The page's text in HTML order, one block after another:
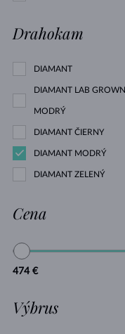
Drahokam
DIAMANT
DIAMANT LAB GROWN
MODRÝ
DIAMANT ČIERNY
DIAMANT MODRÝ
DIAMANT ZELENÝ
Cena
474 €
Výbrus